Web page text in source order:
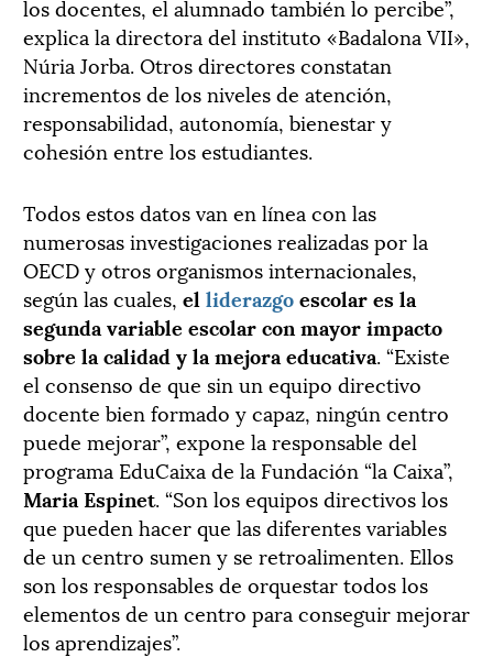
los docentes, el alumnado también lo percibe”,
explica la directora del instituto «Badalona VII»,
Núria Jorba. Otros directores constatan
incrementos de los niveles de atención,
responsabilidad, autonomía, bienestar y
cohesión entre los estudiantes.
Todos estos datos van en línea con las
numerosas investigaciones realizadas por la
OECD y otros organismos internacionales,
según las cuales, el liderazgoescolar es la
segunda variable escolar con mayor impacto
sobre la calidad y la mejora educativa. “Existe
el consenso de que sin un equipo directivo
docente bien formado y capaz, ningún centro
puede mejorar”, expone la responsable del
programa EduCaixa de la Fundación “la Caixa”,
Maria Espinet. “Son los equipos directivos los
que pueden hacer que las diferentes variables
de un centro sumen y se retroalimenten. Ellos
son los responsables de orquestar todos los
elementos de un centro para conseguir mejorar
los aprendizajes”.